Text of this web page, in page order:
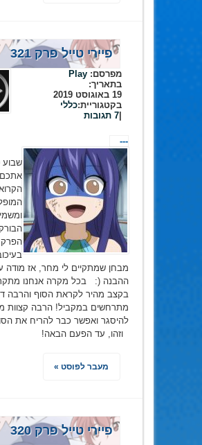
פיירי טייל פרק 321
מפרסם:Play
בתאריך:
19 באוגוסט 2019
בקטגוריית:כללי
|7 תגובות
---
שבוע
מבחן שמתקיים לי מחר, אז מודה
ההבנה (: בכל מקרה אנחנו
בקצב מהיר לקראת הסוף והרבה
מתרחשים במקביל! הרבה קצוות
להיסגר ואפשר כבר להריח את
וזהו, עד הפעם הבאה!
מעבר לפוסט »
פיירי טייל פרק 320